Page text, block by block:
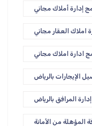
إدارة أملاك مجاني
املاك العقار مجاني
ادارة املاك مجاني
الإيجارات بالرياض
المرافق بالرياض
المؤهلة من الأمانة